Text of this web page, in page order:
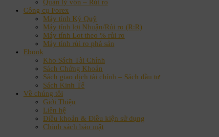
Quản lý vốn – Rủi ro
Công cụ Forex
Máy tính Ký Quỹ
Máy tính lợi Nhuận/Rủi ro (R:R)
Máy tính Lot theo % rủi ro
Máy tính rủi ro phá sản
Ebook
Kho Sách Tài Chính
Sách Chứng Khoán
Sách giao dịch tài chính – Sách đầu tư
Sách Kinh Tế
Về chúng tôi
Giới Thiệu
Liên hệ
Điều khoản & Điều kiện sử dụng
Chính sách bảo mật